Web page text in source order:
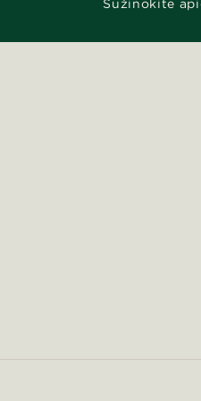
Sužinokite